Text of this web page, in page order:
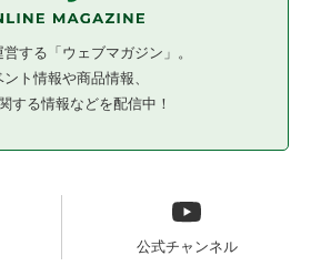
する「ウェブマガジン」。
ント情報や商品情報、
する情報などを配信中！
公式チャンネル